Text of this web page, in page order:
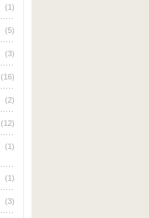
(1)
(5)
(3)
(16)
(2)
(12)
(1)
(1)
(3)